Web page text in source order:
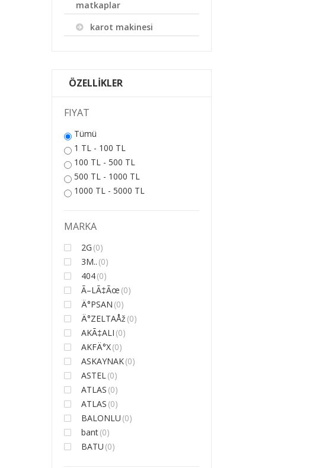
matkaplar
karot makinesi
ÖZELLİKLER
FIYAT
Tümü
1 TL - 100 TL
100 TL - 500 TL
500 TL - 1000 TL
1000 TL - 5000 TL
MARKA
2G (0)
3M.. (0)
404(0)
Ã–LÃ‡Ãœ (0)
Ä°PSAN (0)
Ä°ZELTAÅž (0)
AKÃ‡ALI (0)
AKFÄ°X(0)
ASKAYNAK(0)
ASTEL(0)
ATLAS (0)
ATLAS (0)
BALONLU (0)
bant(0)
BATU (0)